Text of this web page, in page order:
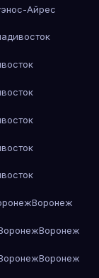
Айрес
Воронеж
Воронеж
Воронеж